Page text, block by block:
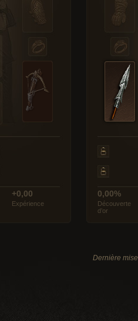
+0,00
Expérience
0,00%
Découverte
d’or
Dernière